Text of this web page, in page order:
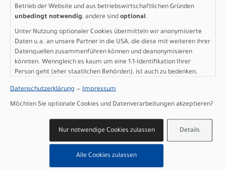
Art.Nr. 74423-0054
Größe: 54
Farbe: METWHTSGE/INK/WHTSGE
pro Stück (inkl. MwSt. zzgl. Versandkosten für
Grossartikel )
4.499,00 EUR
Specialized ROUBAIX SW
FRMSET 56
METWHTSGE/INK/WHTSG
Betrieb der Website und aus betriebswirtschaftlichen Gründen
unbedingt notwendig, andere sind optional.
Unter Nutzung optionaler Cookies übermitteln wir anonymisierte
Daten u.a. an unsere Partner in die USA, die diese mit weiteren ihrer
Datenquellen zusammenführen können und deanonymisieren
könnten. Wenngleich es kaum um eine 1:1-Identifikation Ihrer
Person geht (eher staatlichen Behörden), ist auch zu bedenken,
sind wie bei uns in der Europäischen Union.
Datenschutzerklärung — Impressum
Möchten Sie optionale Cookies und Datenverarbeitungen akzeptieren?
Details
Nur notwendige Cookies zulassen
Alle Cookies zulassen